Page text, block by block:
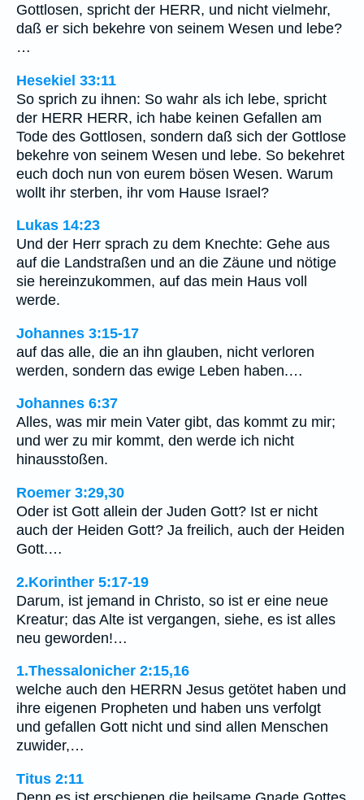
Gottlosen, spricht der HERR, und nicht vielmehr,
daß er sich bekehre von seinem Wesen und lebe?
…
Hesekiel 33:11
So sprich zu ihnen: So wahr als ich lebe, spricht
der HERR HERR, ich habe keinen Gefallen am
Tode des Gottlosen, sondern daß sich der Gottlose
bekehre von seinem Wesen und lebe. So bekehret
euch doch nun von eurem bösen Wesen. Warum
wollt ihr sterben, ihr vom Hause Israel?
Lukas 14:23
Und der Herr sprach zu dem Knechte: Gehe aus
auf die Landstraßen und an die Zäune und nötige
sie hereinzukommen, auf das mein Haus voll
werde.
Johannes 3:15-17
auf das alle, die an ihn glauben, nicht verloren
werden, sondern das ewige Leben haben.…
Johannes 6:37
Alles, was mir mein Vater gibt, das kommt zu mir;
und wer zu mir kommt, den werde ich nicht
hinausstoßen.
Roemer 3:29,30
Oder ist Gott allein der Juden Gott? Ist er nicht
auch der Heiden Gott? Ja freilich, auch der Heiden
Gott.…
2.Korinther 5:17-19
Darum, ist jemand in Christo, so ist er eine neue
Kreatur; das Alte ist vergangen, siehe, es ist alles
neu geworden!…
1.Thessalonicher 2:15,16
welche auch den HERRN Jesus getötet haben und
ihre eigenen Propheten und haben uns verfolgt
und gefallen Gott nicht und sind allen Menschen
zuwider,…
Titus 2:11